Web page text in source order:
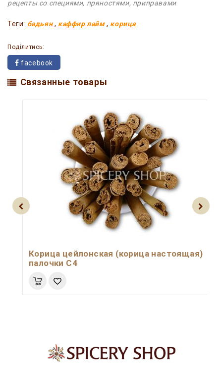
рецепты со специями, пряностями, приправами
Теги: бадьян, каффир лайм, корица
Поділитись:
facebook
Связанные товары
Корица цейлонская (корица настоящая)
палочки С4